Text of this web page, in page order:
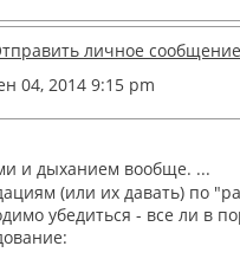
04, 2014 9:15 pm
и дыханием вообще. ...
(или их давать) по
убедиться - все ли в